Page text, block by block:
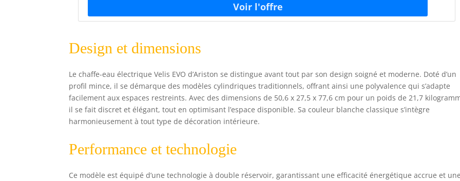
Design et dimensions
Le chaffe-eau électrique Velis EVO d’Ariston se distingue avant tout par son design soigné et moderne. Doté d’un
profil mince, il se démarque des modèles cylindriques traditionnels, offrant ainsi une polyvalence qui s’adapte
facilement aux espaces restreints. Avec des dimensions de 50,6 x 27,5 x 77,6 cm pour un poids de 21,7
il se fait discret et élégant, tout en optimisant l’espace disponible. Sa couleur blanche classique s’intègre
harmonieusement à tout type de décoration intérieure.
Performance et technologie
Ce modèle est équipé d’une technologie à double réservoir, garantissant une efficacité énergétique accrue et une